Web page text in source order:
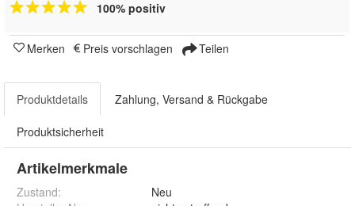
100% positiv
Merken Preis vorschlagen Teilen
Produktdetails Zahlung, Versand & Rückgabe
Produktsicherheit
Artikelmerkmale
Zustand:
Neu